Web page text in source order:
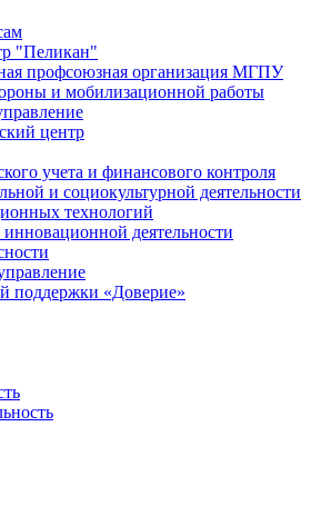
"Пеликан"
профсоюзная организация МГПУ
и мобилизационной работы
центр
учета и финансового контроля
и социокультурной деятельности
технологий
деятельности
поддержки «Доверие»